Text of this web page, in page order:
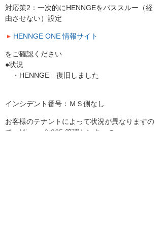
対応策2：一次的にHENNGEをパススルー（経
由させない）設定
HENNGE ONE 情報サイト
をご確認ください
●状況
・HENNGE 復旧しました
インシデント番号：ＭＳ側なし
お客様のテナントによって状況が異なりますの
で、Microsoft 365 管理センターの